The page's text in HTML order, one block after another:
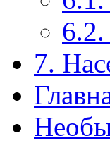
7.